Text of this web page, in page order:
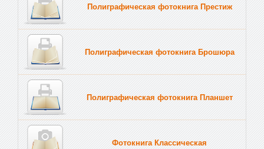
Полиграфическая фотокнига Престиж
Полиграфическая фотокнига Брошюра
Полиграфическая фотокнига Планшет
Фотокнига Классическая